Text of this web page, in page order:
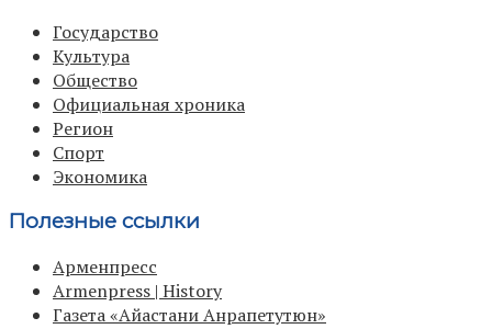
Государство
Культура
Общество
Официальная хроника
Регион
Спорт
Экономика
Полезные ссылки
Арменпресс
Armenpress | History
Газета «Айастани Анрапетутюн»